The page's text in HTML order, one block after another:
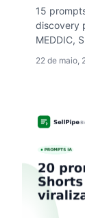
15
discovery
MEDDIC,
22 de maio,